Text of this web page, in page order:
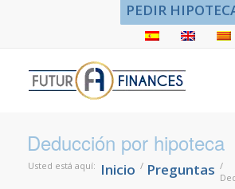
PEDIR
Deducción por hipoteca
Usted está aquí: Inicio / Preguntas /